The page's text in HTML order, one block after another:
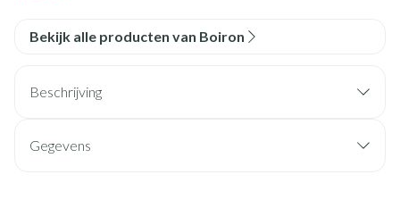
Bekijk alle producten van Boiron
Beschrijving
Gegevens